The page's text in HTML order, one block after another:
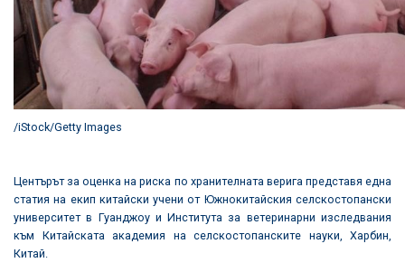
/iStock/Getty Images
Центърът за оценка на риска по хранителната верига представя една
статия на екип китайски учени от Южнокитайския селскостопански
университет в Гуанджоу и Института за ветеринарни изследвания
към Китайската академия на селскостопанските науки, Харбин,
Китай.